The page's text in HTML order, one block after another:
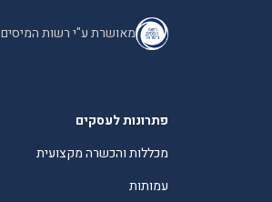
מאושרת ע"י רשות המיסים
פתרונות לעסקים
מכללות והכשרה מקצועית
עמותות